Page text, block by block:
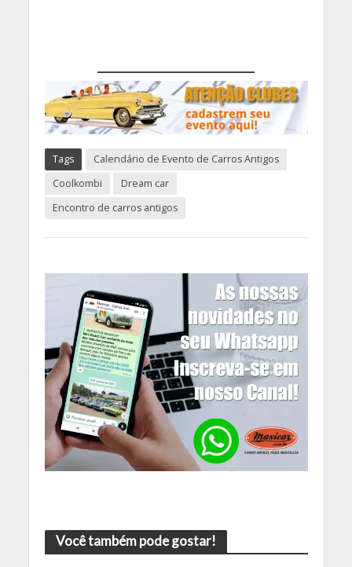
Tags
Calendário de Evento de Carros Antigos
Coolkombi
Dream car
Encontro de carros antigos
Você também pode gostar!